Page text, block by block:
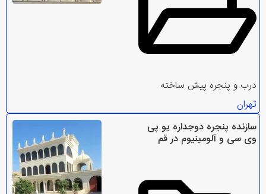
درب و پنجره پیش ساخته
تهران
سازنده پنجره دوجداره یو پی
وی سی و آلومینیوم در قم